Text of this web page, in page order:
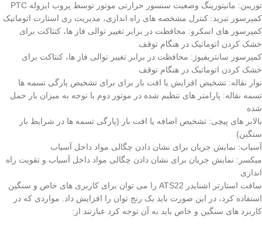
توریبن: مانیتورینگ وضعیت سنسور حرارتی موتور توسط پروب ایزوله PTC
کمپرسور تبرید: کنترل مشخصه های راه اندازی، مدیریت ری استارت اتوماتیک
کمپرسور های اسکرو: محافظت در برابر تغییر توالی فاز ها، کنتاکت برای
خشک کردن اتوماتیک در هنگام توقف
کمپرسور سانتریفیوژ: محافظت در برابر تغییر توالی فاز ها، کنتاکت برای
خشک کردن اتوماتیک در هنگام توقف
نوار نقاله: تشخیص افزایش یا افت بار برای برای تشخیص پارگی تسمه ها
تسمه نقاله: پارامتر های تنظیم شده در موتور دوم با توجه به میزان بار حمل
شده
بالابر های پیچی: تشخیص اضافه یا افت بار (پارگی تسمه ها در شرایط بار
سنگین)
آسیاب: نمایش جریان برای نشان دادن چگالی مواد داخل آسیاب
میکسر: نمایش جریان برای نشان دادن چگالی مواد داخل آسیاب و تقویت راه
اندازی
سافت استارتر اشنایدر ATS22 را می توان برای کاربری های خاص و سنگین
استفاده کرد، در این صورت باید یک رنج توان را افزایش داد. مواردی که در
کاربرد های سنگین و خاص باید به آن توجه کرد عبارتند از: